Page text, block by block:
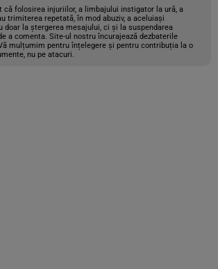
că folosirea injuriilor, a limbajului instigator la ură, a
trimiterea repetată, în mod abuziv, a aceluiași
doar la ștergerea mesajului, ci și la suspendarea
a comenta. Site-ul nostru încurajează dezbaterile
mulțumim pentru înțelegere și pentru contribuția la o
nu pe atacuri.